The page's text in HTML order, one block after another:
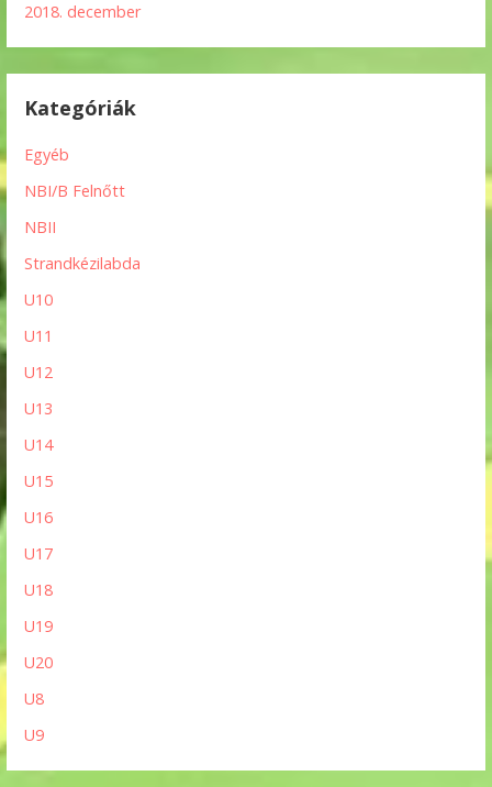
2018. december
Kategóriák
Egyéb
NBI/B Felnőtt
NBII
Strandkézilabda
U10
U11
U12
U13
U14
U15
U16
U17
U18
U19
U20
U8
U9